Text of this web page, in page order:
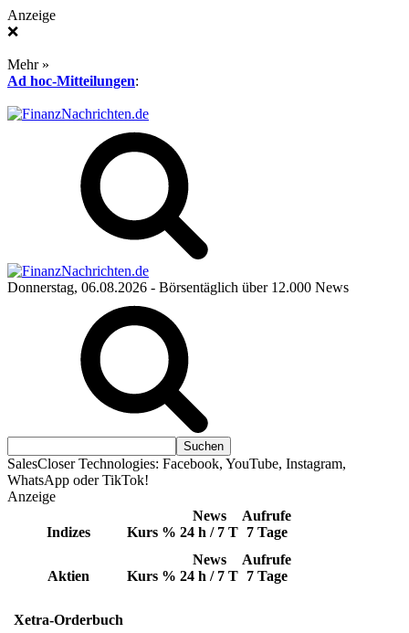
Anzeige
❌
Mehr »
Ad hoc-Mitteilungen:
Donnerstag, 06.08.2026 - Börsentäglich über 12.000 News
SalesCloser Technologies: Facebook, YouTube, Instagram,
WhatsApp oder TikTok!
Anzeige
Indizes Kurs %
News
24 h / 7 T
Aufrufe
7 Tage
Aktien Kurs %
News
24 h / 7 T
Aufrufe
7 Tage
Xetra-Orderbuch